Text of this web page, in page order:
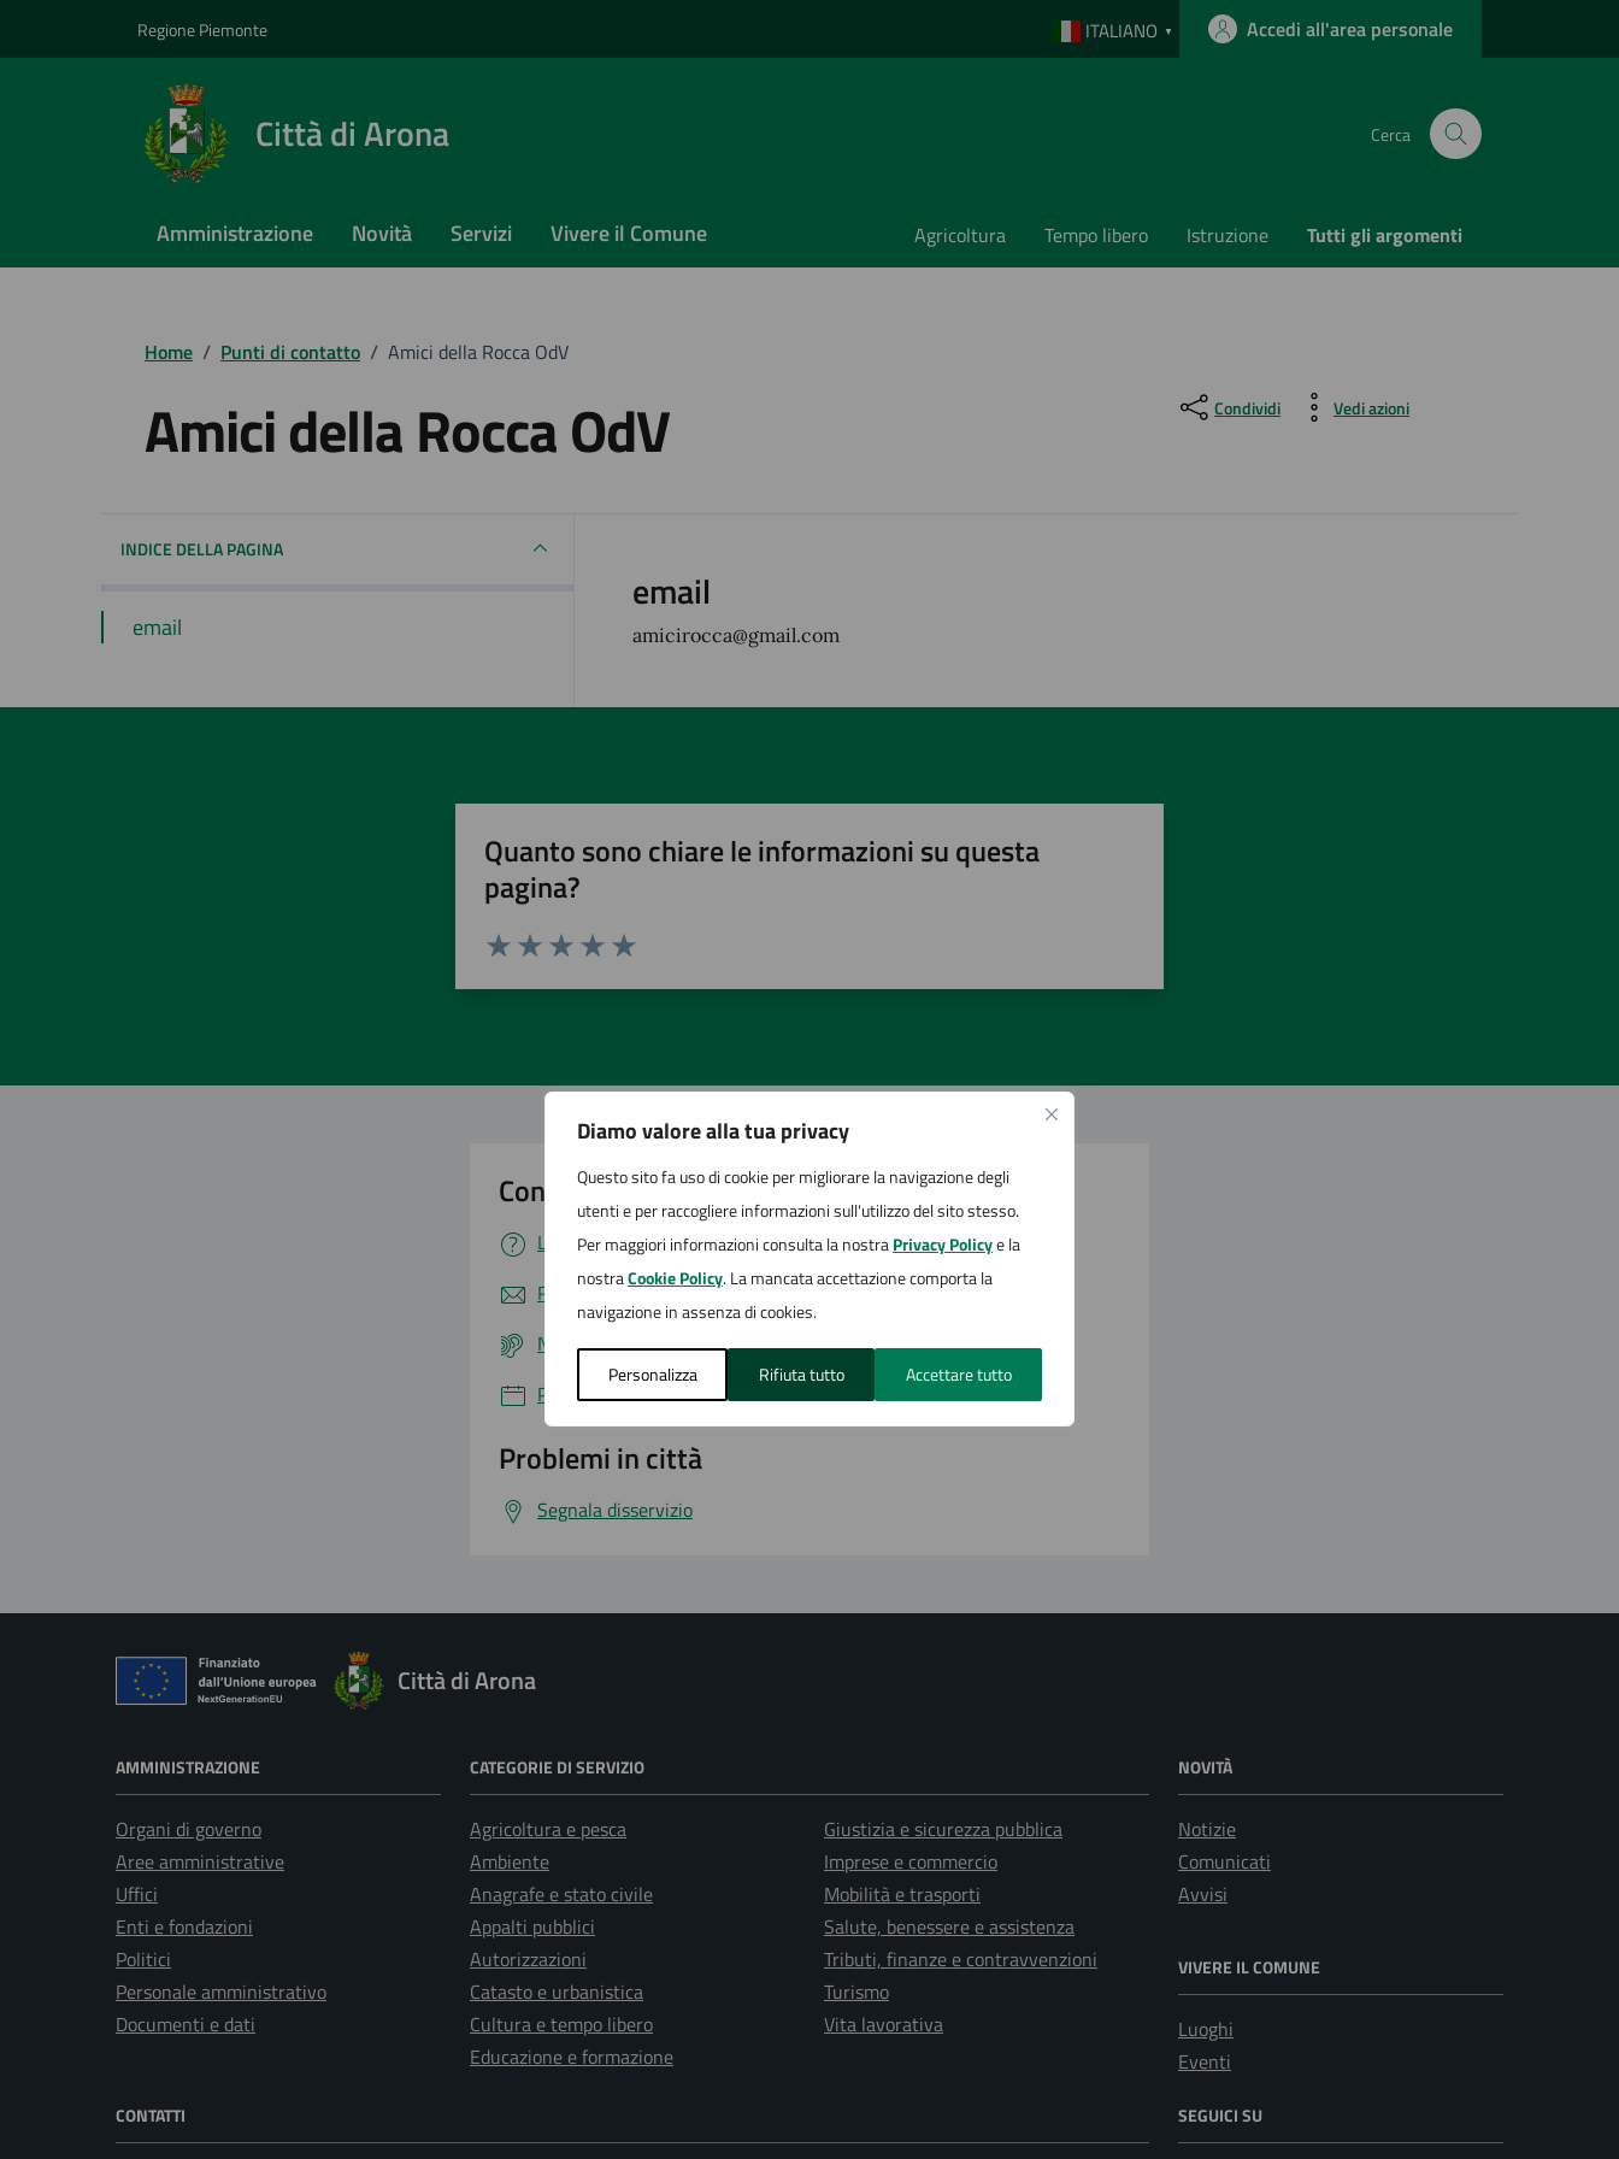
Diamo valore alla tua privacy
Questo sito fa uso di cookie per migliorare la navigazione degli
utenti e per raccogliere informazioni sull'utilizzo del sito stesso.
Per maggiori informazioni consulta la nostraPrivacy Policye la
nostraCookie Policy. La mancata accettazione comporta la
navigazione in assenza di cookies.
Personalizza Rifiuta tutto Accettare tutto
Regione Piemonte ITALIANO ▼ Accedi all'area personale
Città di Arona Cerca
Amministrazione Novità Servizi Vivere il Comune Agricoltura Tempo libero Istruzione Tutti gli argomenti
Home / Punti di contatto / Amici della Rocca OdV
Amici della Rocca OdV Condividi Vedi azioni
INDICE DELLA PAGINA
email
email
amicirocca@gmail.com
Quanto sono chiare le informazioni su questa
pagina?
Contatta il comune
Leggi le domande frequenti
Richiedi assistenza
Numero verde
Prenota appuntamento
Problemi in città
Segnala disservizio
Città di Arona
AMMINISTRAZIONE
Organi di governo
Aree amministrative
Uffici
Enti e fondazioni
Politici
Personale amministrativo
Documenti e dati
CATEGORIE DI SERVIZIO
Agricoltura e pesca
Ambiente
Anagrafe e stato civile
Appalti pubblici
Autorizzazioni
Catasto e urbanistica
Cultura e tempo libero
Educazione e formazione
Giustizia e sicurezza pubblica
Imprese e commercio
Mobilità e trasporti
Salute, benessere e assistenza
Tributi, finanze e contravvenzioni
Turismo
Vita lavorativa
NOVITÀ
Notizie
Comunicati
Avvisi
VIVERE IL COMUNE
Luoghi
Eventi
CONTATTI SEGUICI SU